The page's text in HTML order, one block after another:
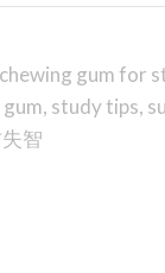
chewing gum for
, study tips,
智